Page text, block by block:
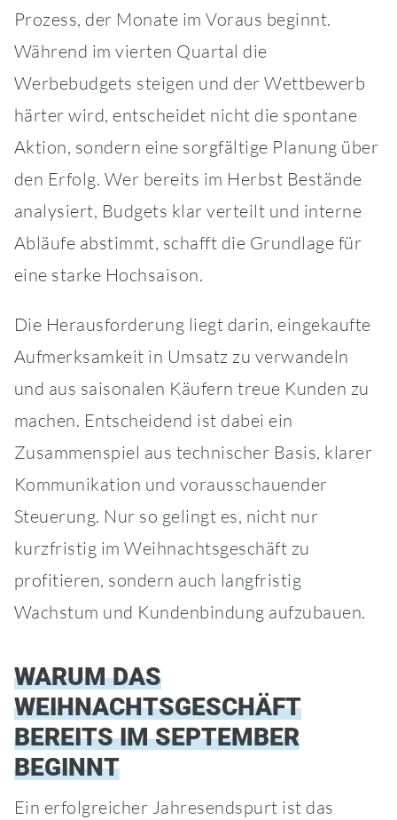
Prozess, der Monate im Voraus beginnt.
Während im vierten Quartal die
Werbebudgets steigen und der Wettbewerb
härter wird, entscheidet nicht die spontane
Aktion, sondern eine sorgfältige Planung über
den Erfolg. Wer bereits im Herbst Bestände
analysiert, Budgets klar verteilt und interne
Abläufe abstimmt, schafft die Grundlage für
eine starke Hochsaison.
Die Herausforderung liegt darin, eingekaufte
Aufmerksamkeit in Umsatz zu verwandeln
und aus saisonalen Käufern treue Kunden zu
machen. Entscheidend ist dabei ein
Zusammenspiel aus technischer Basis, klarer
Kommunikation und vorausschauender
Steuerung. Nur so gelingt es, nicht nur
kurzfristig im Weihnachtsgeschäft zu
profitieren, sondern auch langfristig
Wachstum und Kundenbindung aufzubauen.
WARUM DAS
WEIHNACHTSGESCHÄFT
BEREITS IM SEPTEMBER
BEGINNT
Ein erfolgreicher Jahresendspurt ist das